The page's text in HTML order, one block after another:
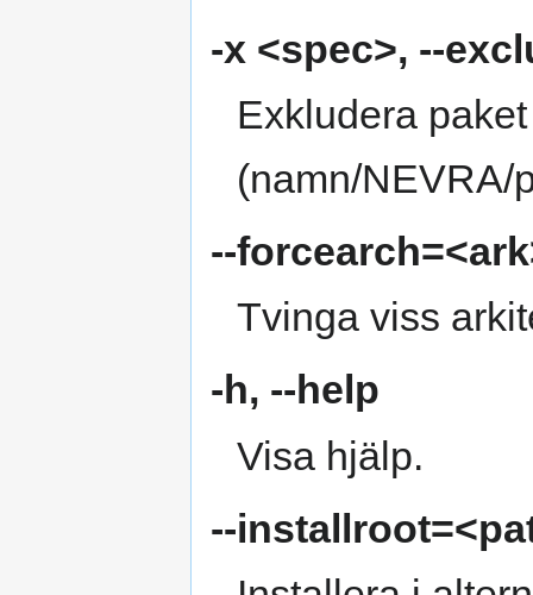
-x <spec>, --
Exkludera
(namn/NEVRA/
--
Tvinga viss
-h, --help
Visa hjälp.
--